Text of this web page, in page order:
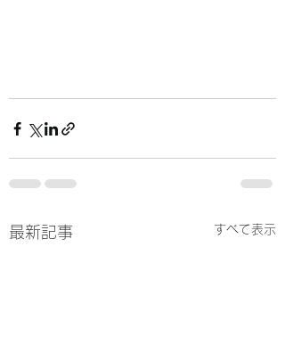
最新記事 すべて表示